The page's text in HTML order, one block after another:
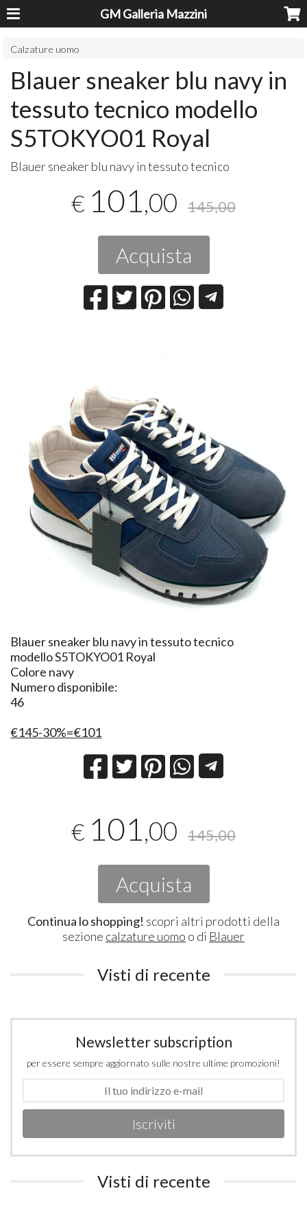
GM Galleria Mazzini
Calzature uomo
Blauer sneaker blu navy in
tessuto tecnico modello
S5TOKYO01 Royal
​Blauer sneaker blu navy in tessuto tecnico
€ 101 ,00 145,00
Acquista
​Blauer sneaker blu navy in tessuto tecnico
modello S5TOKYO01 Royal
Colore navy
Numero disponibile:
46
€145-30%=€101
€ 101,00 145,00
Acquista
Continua lo shopping! scopri altri prodotti della
sezione calzature uomo o di Blauer
Visti di recente
Newsletter subscription
per essere sempre aggiornato sulle nostre ultime promozioni!
Iscriviti
Visti di recente